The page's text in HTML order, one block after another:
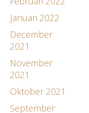
Januari 2022
December
2021
November
2021
Oktober 2021
September